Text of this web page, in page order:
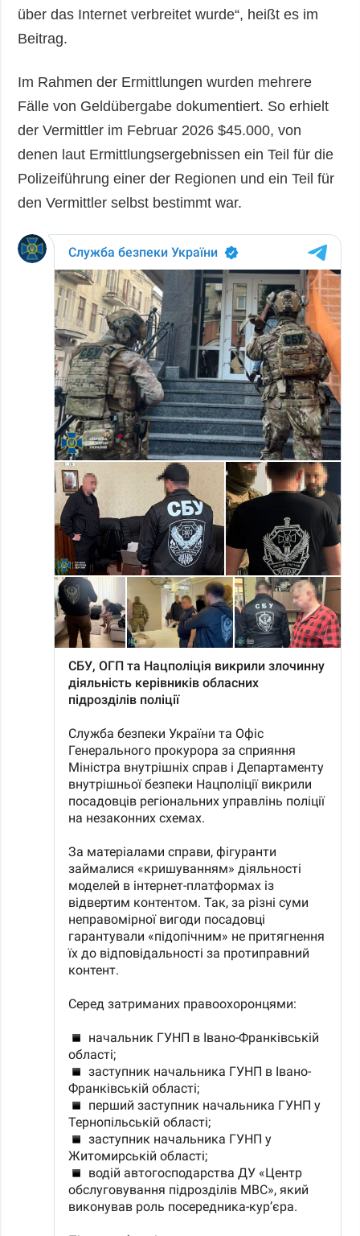
über das Internet verbreitet wurde“, heißt es im
Beitrag.
Im Rahmen der Ermittlungen wurden mehrere
Fälle von Geldübergabe dokumentiert. So erhielt
der Vermittler im Februar 2026 $45.000, von
denen laut Ermittlungsergebnissen ein Teil für die
Polizeiführung einer der Regionen und ein Teil für
den Vermittler selbst bestimmt war.